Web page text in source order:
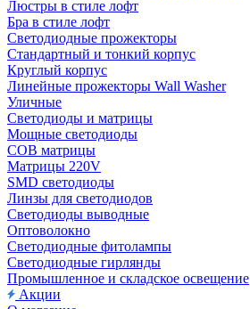
Люстры в стиле лофт
Бра в стиле лофт
Светодиодные прожекторы
Стандартный и тонкий корпус
Круглый корпус
Линейные прожекторы Wall Washer
Уличные
Светодиоды и матрицы
Мощные светодиоды
COB матрицы
Матрицы 220V
SMD светодиоды
Линзы для светодиодов
Светодиоды выводные
Оптоволокно
Светодиодные фитолампы
Светодиодные гирлянды
Промышленное и складское освещение
Акции